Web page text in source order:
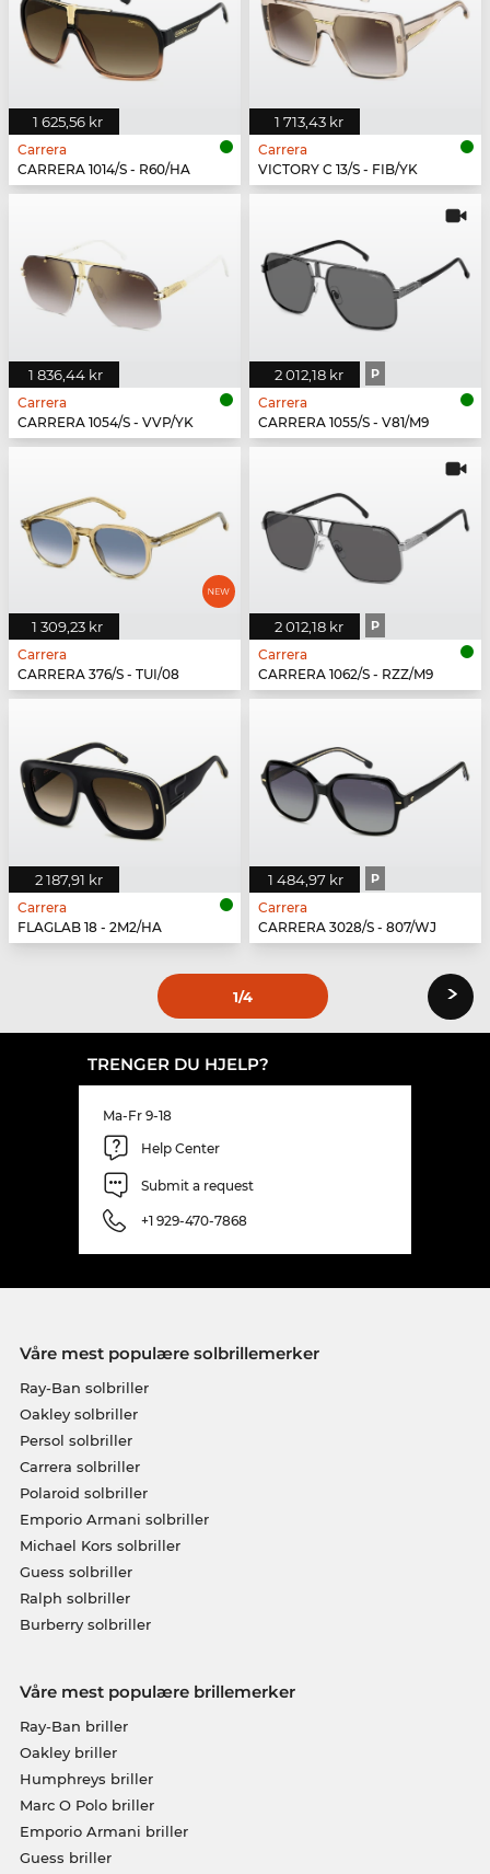
1 625,56 kr
Carrera
CARRERA 1014/S - R60/HA
1 713,43 kr
Carrera
VICTORY C 13/S - FIB/YK
1 836,44 kr
Carrera
CARRERA 1054/S - VVP/YK
2 012,18 kr P
Carrera
CARRERA 1055/S - V81/M9
1 309,23 kr
Carrera
CARRERA 376/S - TUI/08
2 012,18 kr P
Carrera
CARRERA 1062/S - RZZ/M9
2 187,91 kr
Carrera
FLAGLAB 18 - 2M2/HA
1 484,97 kr P
Carrera
CARRERA 3028/S - 807/WJ
1/4 ›
TRENGER DU HJELP?
Ma-Fr 9-18
Help Center
Submit a request
+1 929-470-7868
Våre mest populære solbrillemerker
Ray-Ban solbriller
Oakley solbriller
Persol solbriller
Carrera solbriller
Polaroid solbriller
Emporio Armani solbriller
Michael Kors solbriller
Guess solbriller
Ralph solbriller
Burberry solbriller
Våre mest populære brillemerker
Ray-Ban briller
Oakley briller
Humphreys briller
Marc O Polo briller
Emporio Armani briller
Guess briller